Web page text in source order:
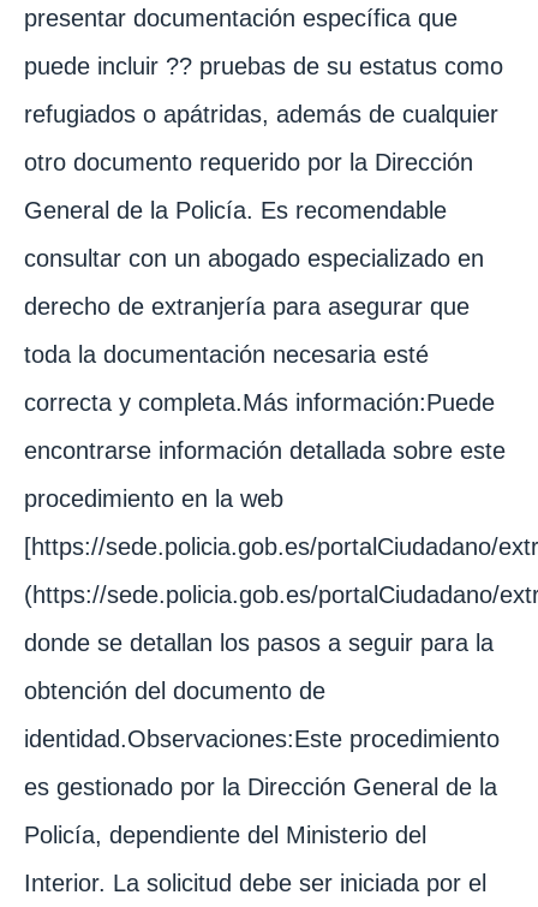
presentar documentación específica que
puede incluir ?? pruebas de su estatus como
refugiados o apátridas, además de cualquier
otro documento requerido por la Dirección
General de la Policía. Es recomendable
consultar con un abogado especializado en
derecho de extranjería para asegurar que
toda la documentación necesaria esté
correcta y completa.Más información:Puede
encontrarse información detallada sobre este
procedimiento en la web
[https://sede.policia.gob.es/portalCiudadano/
(https://sede.policia.gob.es/portalCiudadano/
donde se detallan los pasos a seguir para la
obtención del documento de
identidad.Observaciones:Este procedimiento
es gestionado por la Dirección General de la
Policía, dependiente del Ministerio del
Interior. La solicitud debe ser iniciada por el